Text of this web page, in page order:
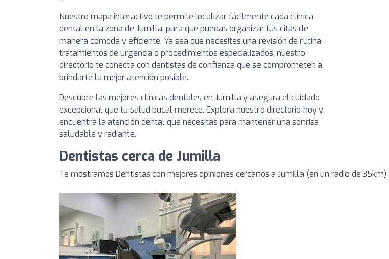
Nuestro mapa interactivo te permite localizar fácilmente cada clínica
dental en la zona de Jumilla, para que puedas organizar tus citas de
manera cómoda y eficiente. Ya sea que necesites una revisión de rutina,
tratamientos de urgencia o procedimientos especializados, nuestro
directorio te conecta con dentistas de confianza que se comprometen a
brindarte la mejor atención posible.
Descubre las mejores clínicas dentales en Jumilla y asegura el cuidado
excepcional que tu salud bucal merece. Explora nuestro directorio hoy y
encuentra la atención dental que necesitas para mantener una sonrisa
saludable y radiante.
Dentistas cerca de Jumilla
Te mostramos Dentistas con mejores opiniones cercanos a Jumilla (en un radio de 35km)